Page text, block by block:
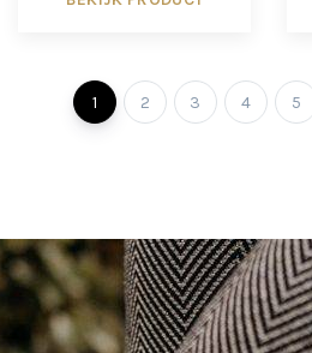
1 2 3 4 5